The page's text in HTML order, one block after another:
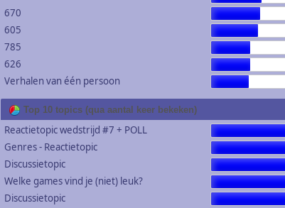
670
605
785
626
Verhalen van één persoon
Top 10 topics (qua aantal keer bekeken)
Reactietopic wedstrijd #7 + POLL
Genres - Reactietopic
Discussietopic
Welke games vind je (niet) leuk?
Discussietopic